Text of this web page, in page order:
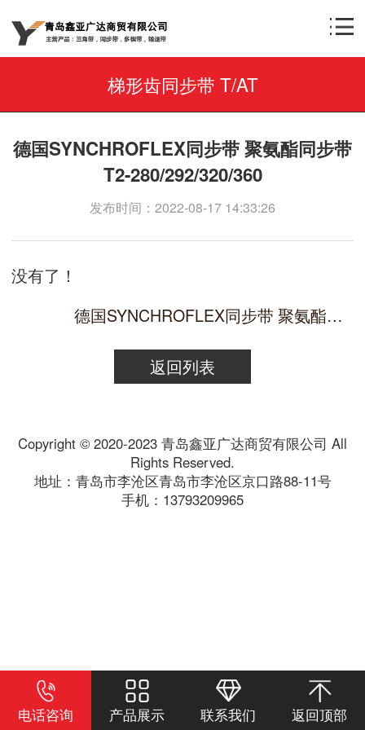
梯形齿同步带 T/AT
德国SYNCHROFLEX同步带 聚氨酯同步带
T2-280/292/320/360
发布时间：2022-08-17 14:33:26
没有了！
德国SYNCHROFLEX同步带 聚氨酯同步带 T2-220/240/256/262
返回列表
Copyright © 2020-2023 青岛鑫亚广达商贸有限公司 All
Rights Reserved.
地址：青岛市李沧区青岛市李沧区京口路88-11号
手机：13793209965
电话咨询 产品展示 联系我们 返回顶部